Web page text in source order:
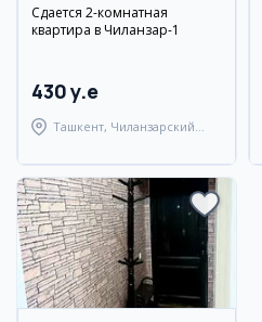
Сдается 2-комнатная
квартира в Чиланзар-1
430 y.e
Ташкент, Чиланзарский